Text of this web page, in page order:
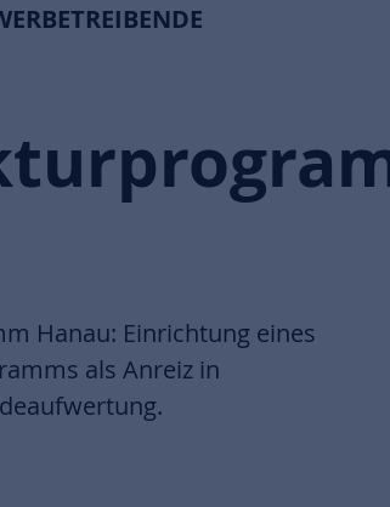
Hanau: Einrichtung eines
als Anreiz in